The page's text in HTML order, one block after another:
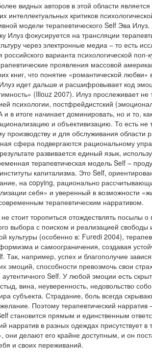
видных авторов в этой области является
интеллектуальных критиков
модели терапевтического Self Эва
Илуз фокусируется на трансляции
через электронные медиа – то есть
варианта психологической поп-
проявления массовой
книг, что понятие «романтической любви»
идет дальше и расшифровывает код
(Illouz 2007). Илуз прослеживает не
психологии, постфрейдистский
в итоге начинает доминировать, но и то,
и объективизацию. То есть не
производству и для обслуживания
сфера подвергаются рациональному
развивается единый язык,
терапевтическая модель Self –
капитализма. Это Self,
на copying, рационально
себя» и уверенный в возможности
терапевтическим нарративом.
стоит торопиться отождествлять посылы о
выбора с поиском и реализацией свободы
культуры (особенно в: Furedi 2004),
и самоограничения, создавая
Так, например, успех и благополучие
эмоций, способности превозмочь свои
аутентичного Self. У любой эмоции есть
вина, неуверенность, недовольство
субъекта. Страдание, боль всегда
Поэтому терапевтический нарратив
становится прямым и единственным
нарратив в разных одеждах присутствует
они делают его крайне доступным, и он
и своих переживаний.